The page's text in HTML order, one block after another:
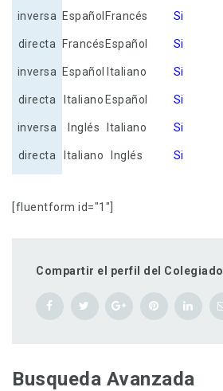
inversa Español Francés Si
directa Francés Español Si
inversa Español Italiano Si
directa Italiano Español Si
inversa Inglés Italiano Si
directa Italiano Inglés Si
[fluentform id="1"]
Compartir el perfil del Colegiado
Busqueda Avanzada